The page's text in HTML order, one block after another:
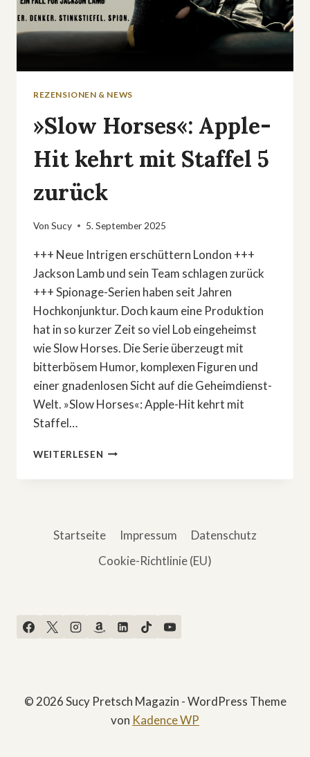
REZENSIONEN & NEWS
»Slow Horses«: Apple-
Hit kehrt mit Staffel 5
zurück
Von Sucy 5. September 2025
+++ Neue Intrigen erschüttern London +++
Jackson Lamb und sein Team schlagen zurück
+++ Spionage-Serien haben seit Jahren
Hochkonjunktur. Doch kaum eine Produktion
hat in so kurzer Zeit so viel Lob eingeheimst
wie Slow Horses. Die Serie überzeugt mit
bitterbösem Humor, komplexen Figuren und
einer gnadenlosen Sicht auf die Geheimdienst-
Welt. »Slow Horses«: Apple-Hit kehrt mit
Staffel…
WEITERLESEN »SLOW
APPLE-
STAFFEL
ZURÜCK
Startseite Impressum
Datenschutz
Cookie-Richtlinie (EU)
© 2026 Sucy Pretsch Magazin - WordPress Theme
von Kadence WP